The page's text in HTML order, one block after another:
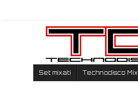
Set mixati Technodisco Mix